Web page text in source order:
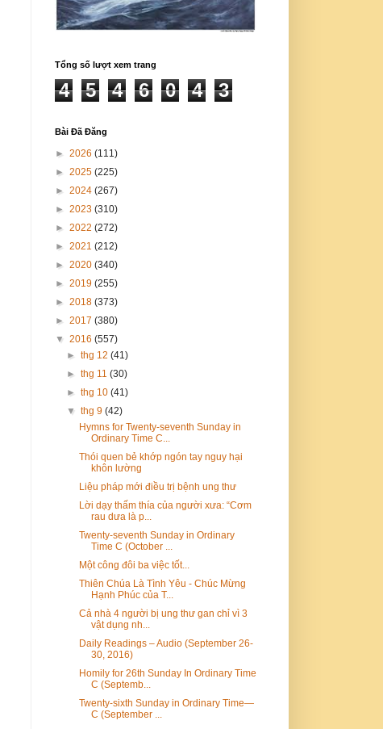
Tổng số lượt xem trang
4 5 4 6 0 4 3
Bài Đã Đăng
► 2026 (111)
► 2025 (225)
► 2024 (267)
► 2023 (310)
► 2022 (272)
► 2021 (212)
► 2020 (340)
► 2019 (255)
► 2018 (373)
► 2017 (380)
▼ 2016 (557)
►thg 12(41)
►thg 11(30)
►thg 10(41)
▼thg 9(42)
Hymns for Twenty-seventh Sunday in
Ordinary Time C...
Thói quen bẻ khớp ngón tay nguy hại
khôn lường
Liệu pháp mới điều trị bệnh ung thư
Lời dạy thấm thía của người xưa: “Cơm
rau dưa là p...
Twenty-seventh Sunday in Ordinary
Time C (October ...
Một công đôi ba việc tốt...
Thiên Chúa Là Tình Yêu - Chúc Mừng
Hạnh Phúc của T...
Cả nhà 4 người bị ung thư gan chỉ vì 3
vật dụng nh...
Daily Readings – Audio (September 26-
30, 2016)
Homily for 26th Sunday In Ordinary Time
C (Septemb...
Twenty-sixth Sunday in Ordinary Time—
C (September ...